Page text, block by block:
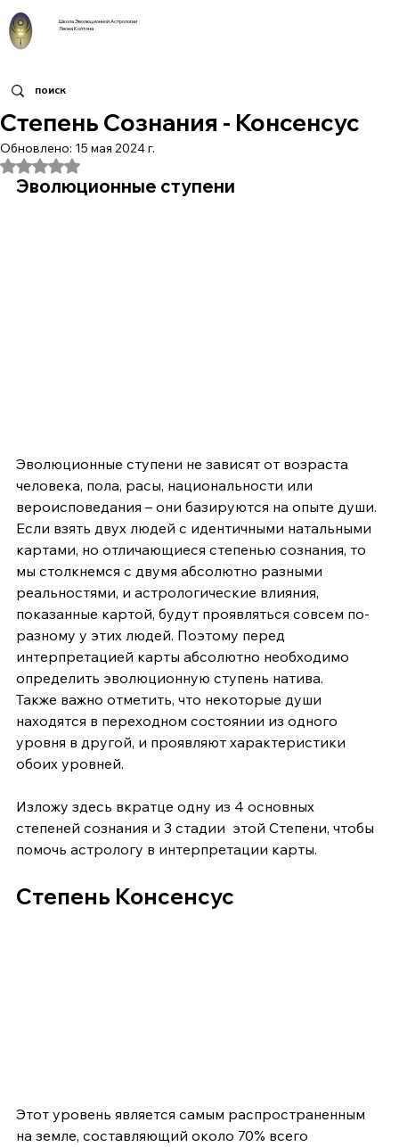
Школа Эволюционной Астрологии
Леона Колтона
Степень Сознания - Консенсус
Обновлено: 15 мая 2024 г.
Оценка: не число из 5 звезд.
Эволюционные ступени
Эволюционные ступени не зависят от возраста
человека, пола, расы, национальности или
вероисповедания – они базируются на опыте души.
Если взять двух людей с идентичными натальными
картами, но отличающиеся степенью сознания, то
мы столкнемся с двумя абсолютно разными
реальностями, и астрологические влияния,
показанные картой, будут проявляться совсем по-
разному у этих людей. Поэтому перед
интерпретацией карты абсолютно необходимо
определить эволюционную ступень натива.
Также важно отметить, что некоторые души
находятся в переходном состоянии из одного
уровня в другой, и проявляют характеристики
обоих уровней.
Изложу здесь вкратце одну из 4 основных
степеней сознания и 3 стадии  этой Степени, чтобы
помочь астрологу в интерпретации карты.
Степень Консенсус
Этот уровень является самым распространенным
на земле, составляющий около 70% всего